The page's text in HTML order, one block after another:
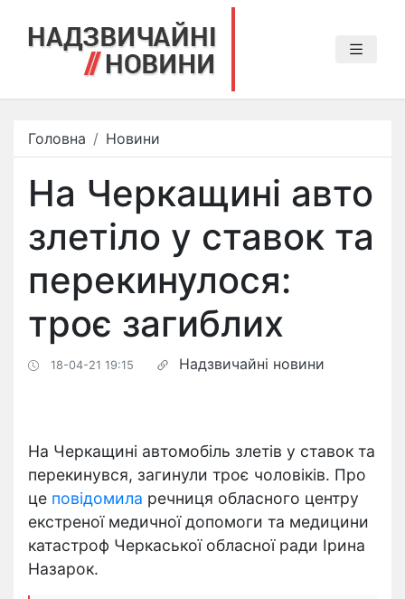
Головна Новини
На Черкащині авто
злетіло у ставок та
перекинулося:
троє загиблих
18-04-21 19:15 Надзвичайні новини
На Черкащині автомобіль злетів у ставок та
перекинувся, загинули троє чоловіків. Про
це повідомила речниця обласного центру
екстреної медичної допомоги та медицини
катастроф Черкаської обласної ради Ірина
Назарок.